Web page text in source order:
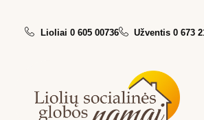
Lioliai 0 605 00736 Užventis 0 673